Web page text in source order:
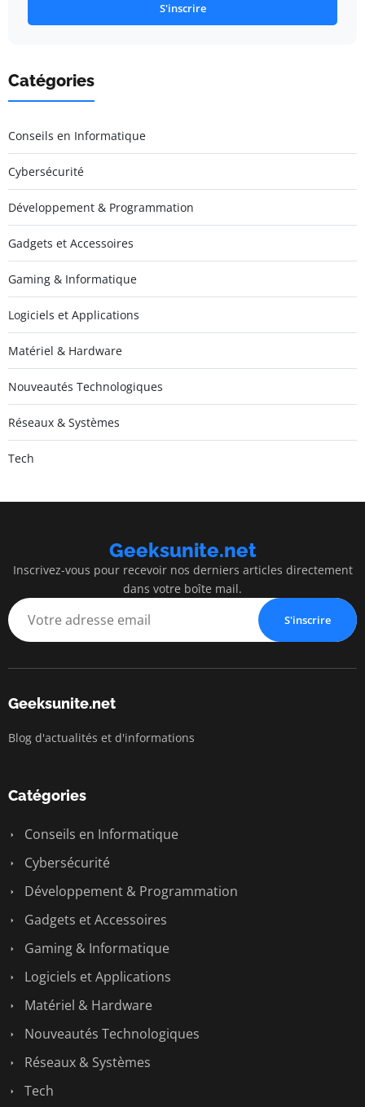
S'inscrire
Catégories
Conseils en Informatique
Cybersécurité
Développement & Programmation
Gadgets et Accessoires
Gaming & Informatique
Logiciels et Applications
Matériel & Hardware
Nouveautés Technologiques
Réseaux & Systèmes
Tech
Geeksunite.net
Inscrivez-vous pour recevoir nos derniers articles directement
dans votre boîte mail.
S'inscrire
Geeksunite.net
Blog d'actualités et d'informations
Catégories
Conseils en Informatique
Cybersécurité
Développement & Programmation
Gadgets et Accessoires
Gaming & Informatique
Logiciels et Applications
Matériel & Hardware
Nouveautés Technologiques
Réseaux & Systèmes
Tech